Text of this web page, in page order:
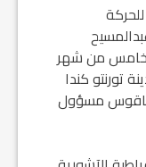
من شهر
تورنتو كندا
‏مسؤول